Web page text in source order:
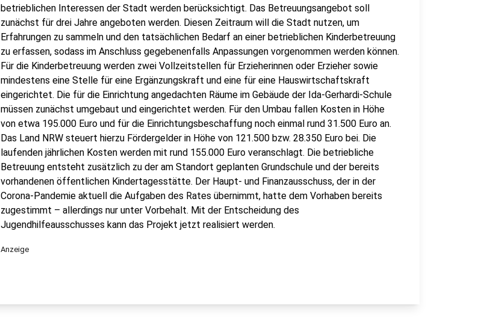
betrieblichen Interessen der Stadt werden berücksichtigt. Das Betreuungsangebot soll
zunächst für drei Jahre angeboten werden. Diesen Zeitraum will die Stadt nutzen, um
Erfahrungen zu sammeln und den tatsächlichen Bedarf an einer betrieblichen Kinderbetreuung
zu erfassen, sodass im Anschluss gegebenenfalls Anpassungen vorgenommen werden können.
Für die Kinderbetreuung werden zwei Vollzeitstellen für Erzieherinnen oder Erzieher sowie
mindestens eine Stelle für eine Ergänzungskraft und eine für eine Hauswirtschaftskraft
eingerichtet. Die für die Einrichtung angedachten Räume im Gebäude der Ida-Gerhardi-Schule
müssen zunächst umgebaut und eingerichtet werden. Für den Umbau fallen Kosten in Höhe
von etwa 195.000 Euro und für die Einrichtungsbeschaffung noch einmal rund 31.500 Euro an.
Das Land NRW steuert hierzu Fördergelder in Höhe von 121.500 bzw. 28.350 Euro bei. Die
laufenden jährlichen Kosten werden mit rund 155.000 Euro veranschlagt. Die betriebliche
Betreuung entsteht zusätzlich zu der am Standort geplanten Grundschule und der bereits
vorhandenen öffentlichen Kindertagesstätte. Der Haupt- und Finanzausschuss, der in der
Corona-Pandemie aktuell die Aufgaben des Rates übernimmt, hatte dem Vorhaben bereits
zugestimmt – allerdings nur unter Vorbehalt. Mit der Entscheidung des
Jugendhilfeausschusses kann das Projekt jetzt realisiert werden.
Anzeige